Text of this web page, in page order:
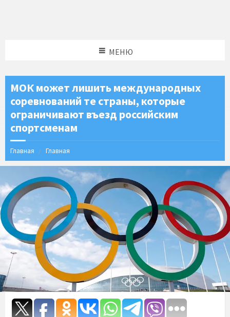
МЕНЮ
МОК может лишить международных
соревнований те страны, которые
ограничивают въезд российским
спортсменам
Главная Главная